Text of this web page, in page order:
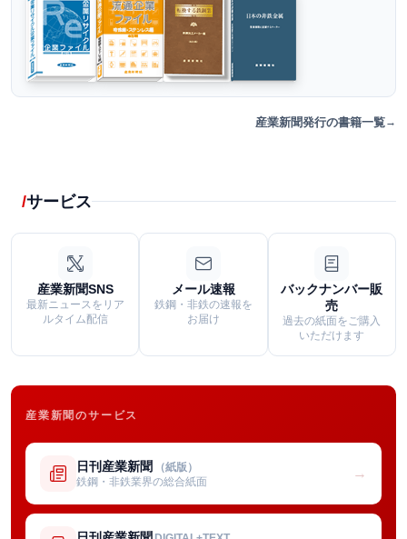
産業新聞発行の書籍一覧
サービス
産業新聞SNS
最新ニュースをリア
ルタイム配信
メール速報
鉄鋼・非鉄の速報を
お届け
バックナンバー販
売
過去の紙面をご購入
いただけます
産業新聞のサービス
日刊産業新聞 （紙版）
鉄鋼・非鉄業界の総合紙面
→